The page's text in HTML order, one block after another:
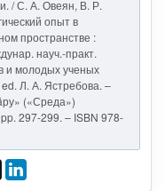
/ С. А. Овеян, В. Р.
опыт в
пространстве :
науч.-практ.
и молодых ученых
Л. А. Ястребова. –
(«Среда»)
297-299. – ISBN 978-